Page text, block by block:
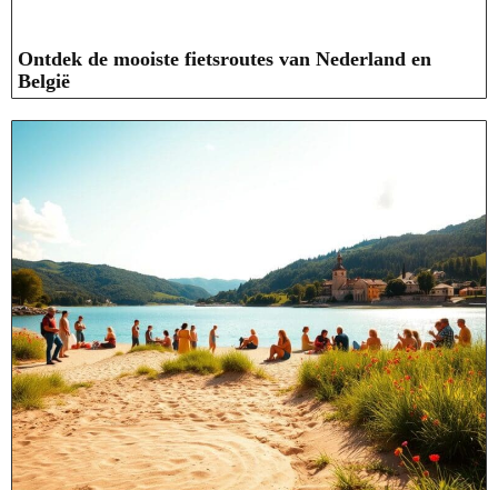
Ontdek de mooiste fietsroutes van Nederland en
België